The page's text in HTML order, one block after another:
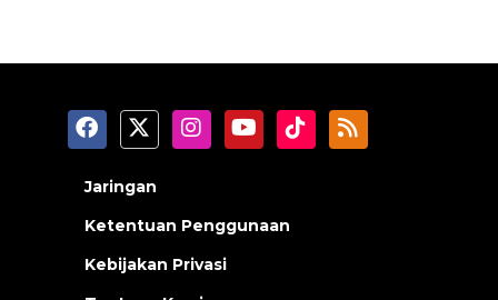
Jaringan
Ketentuan Penggunaan
Kebijakan Privasi